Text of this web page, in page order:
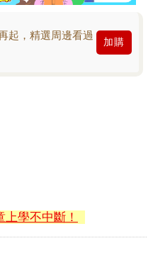
起，精選周邊看過
加購
學不中斷！